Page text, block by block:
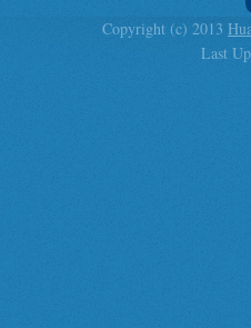
Copyright (c) 2013
Last